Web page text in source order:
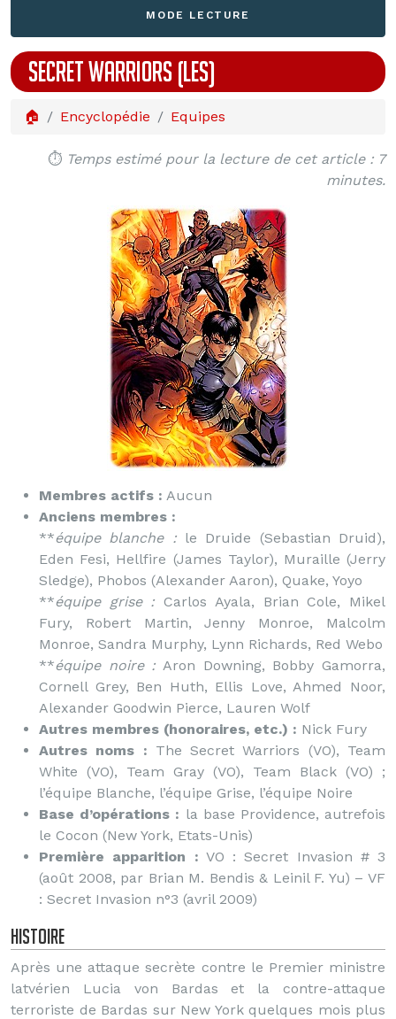
MODE LECTURE
SECRET WARRIORS (LES)
🏠 Encyclopédie Equipes
⏱️ Temps estimé pour la lecture de cet article : 7
minutes.
Membres actifs : Aucun
Anciens membres :
**équipe blanche : le Druide (Sebastian Druid),
Eden Fesi, Hellfire (James Taylor), Muraille (Jerry
Sledge), Phobos (Alexander Aaron), Quake, Yoyo
**équipe grise : Carlos Ayala, Brian Cole, Mikel
Fury, Robert Martin, Jenny Monroe, Malcolm
Monroe, Sandra Murphy, Lynn Richards, Red Webo
**équipe noire : Aron Downing, Bobby Gamorra,
Cornell Grey, Ben Huth, Ellis Love, Ahmed Noor,
Alexander Goodwin Pierce, Lauren Wolf
Autres membres (honoraires, etc.) : Nick Fury
Autres noms : The Secret Warriors (VO), Team
White (VO), Team Gray (VO), Team Black (VO) ;
l’équipe Blanche, l’équipe Grise, l’équipe Noire
Base d’opérations : la base Providence, autrefois
le Cocon (New York, Etats-Unis)
Première apparition : VO : Secret Invasion # 3
(août 2008, par Brian M. Bendis & Leinil F. Yu) – VF
: Secret Invasion n°3 (avril 2009)
Histoire
Après une attaque secrète contre le Premier ministre
latvérien Lucia von Bardas et la contre-attaque
terroriste de Bardas sur New York quelques mois plus